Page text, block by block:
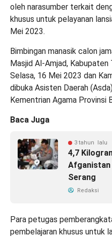
oleh narasumber terkait
khusus untuk pelayanan
Mei 2023.
Bimbingan manasik calon
Masjid Al-Amjad, Kabupaten
Selasa, 16 Mei 2023 dan
dibuka Asisten Daerah
Kementrian Agama Provinsi
Baca Juga
3 tahun lalu
4,7
Afganistan
Serang
Redaksi
Para petugas
pembelajaran khusus untuk